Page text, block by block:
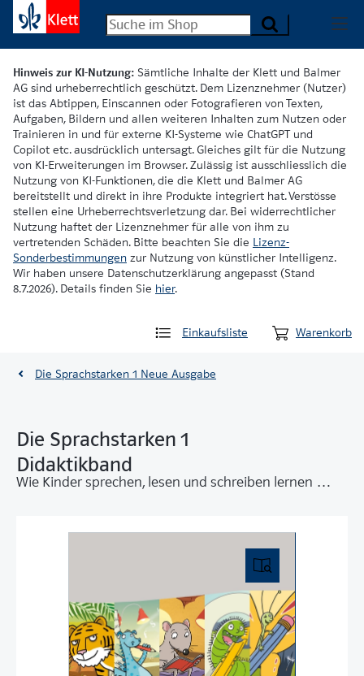
Hinweis zur KI-Nutzung: Sämtliche Inhalte der Klett und Balmer
AG sind urheberrechtlich geschützt. Dem Lizenznehmer (Nutzer)
ist das Abtippen, Einscannen oder Fotografieren von Texten,
Aufgaben, Bildern und allen weiteren Inhalten zum Nutzen oder
Trainieren in und für externe KI-Systeme wie ChatGPT und
Copilot etc. ausdrücklich untersagt. Gleiches gilt für die Nutzung
von KI-Erweiterungen im Browser. Zulässig ist ausschliesslich die
Nutzung von KI-Funktionen, die die Klett und Balmer AG
bereitstellt und direkt in ihre Produkte integriert hat. Verstösse
stellen eine Urheberrechtsverletzung dar. Bei widerrechtlicher
Nutzung haftet der Lizenznehmer für alle von ihm zu
vertretenden Schäden. Bitte beachten Sie die Lizenz-
Sonderbestimmungen zur Nutzung von künstlicher Intelligenz.
Wir haben unsere Datenschutzerklärung angepasst (Stand
8.7.2026). Details finden Sie hier.
Einkaufsliste Warenkorb
Die Sprachstarken 1 Neue Ausgabe
Die Sprachstarken 1
Didaktikband
Wie Kinder sprechen, lesen und schreiben lernen …